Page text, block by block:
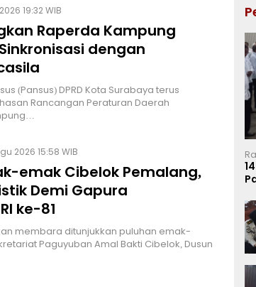
19:32 WIB
Raperda Kampung
dengan
(Pansus) DPRD Kota Surabaya terus
Rancangan Peraturan Daerah
2026 15:58 WIB
emak Cibelok Pemalang,
Demi Gapura
ke-81
membara ditunjukkan puluhan emak-
Paguyuban Amal Bakti Cibelok, Dusun